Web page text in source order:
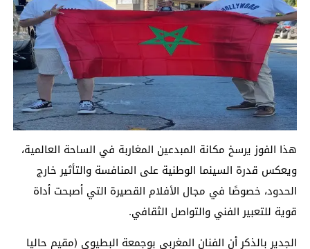
هذا الفوز يرسخ مكانة المبدعين المغاربة في الساحة العالمية،
ويعكس قدرة السينما الوطنية على المنافسة والتأثير خارج
الحدود، خصوصًا في مجال الأفلام القصيرة التي أصبحت أداة
قوية للتعبير الفني والتواصل الثقافي.
الجدير بالذكر أن الفنان المغربي بوجمعة البطيوي (مقيم حاليا